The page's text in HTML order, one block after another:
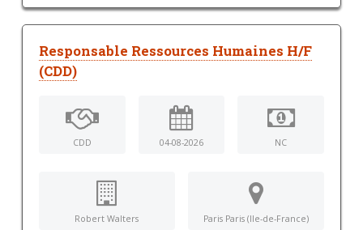
Responsable Ressources Humaines H/F
(CDD)
CDD 04-08-2026 NC
Robert Walters Paris Paris (Ile-de-France)